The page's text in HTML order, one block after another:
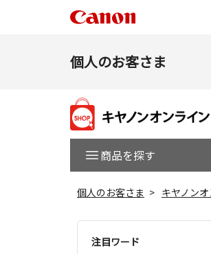
個人のお客さま
商品を探す
個人のお客さま キヤノン
注目ワード